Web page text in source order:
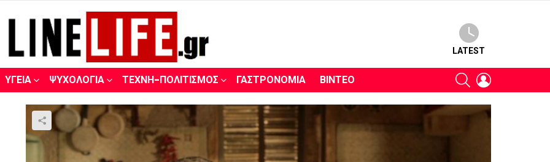
LATEST
ΥΓΕΊΑ ΨΥΧΟΛΟΓΊΑ ΤΈΧΝΗ-ΠΟΛΙΤΙΣΜΌΣ ΓΑΣΤΡΟΝΟΜΊΑ ΒΊΝΤΕΟ SEARCH